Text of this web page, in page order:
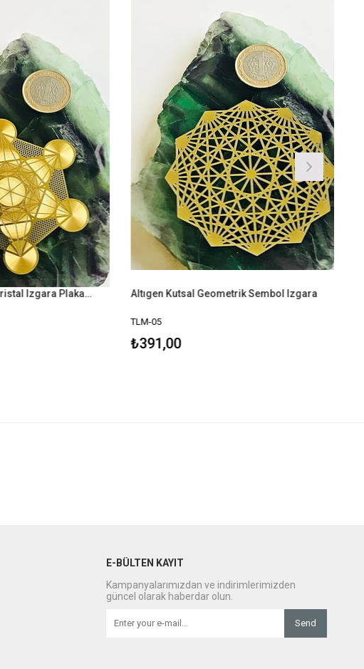
Metatron Küp Metal Kristal Izgara Plakası Altıgen Kutsal Geometrik Sembol Izgara
TLM-05
₺391,00
E-BÜLTEN KAYIT
Kampanyalarımızdan ve indirimlerimizden
güncel olarak haberdar olun.
Send